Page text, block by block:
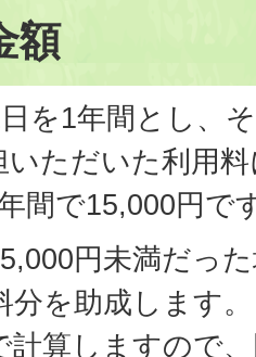
額
を1年間とし、
いただいた利用
間で15,000円で
円未満だっ
分を助成します。
計算しますので